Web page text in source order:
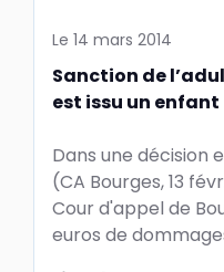
Le 14 mars 2014
Sanction de
est issu un enfant
Dans une décision
(CA Bourges, 13
Cour d'appel de
euros de